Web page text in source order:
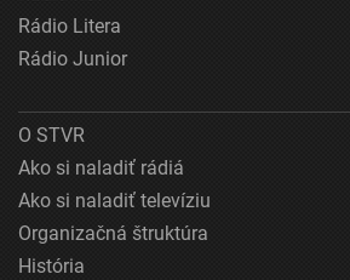
Rádio Litera
Rádio Junior
O STVR
Ako si naladiť rádiá
Ako si naladiť televíziu
Organizačná štruktúra
História